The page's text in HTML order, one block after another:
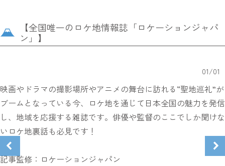
【全国唯一のロケ地情報誌「ロケーションジャパ
ン」】
01/01
映画やドラマの撮影場所やアニメの舞台に訪れる“聖地巡礼”が
ブームとなっている今、ロケ地を通じて日本全国の魅力を発信
し、地域を応援する雑誌です。俳優や監督のここでしか聞けな
いロケ地裏話も必見です！
記事監修：ロケーションジャパン